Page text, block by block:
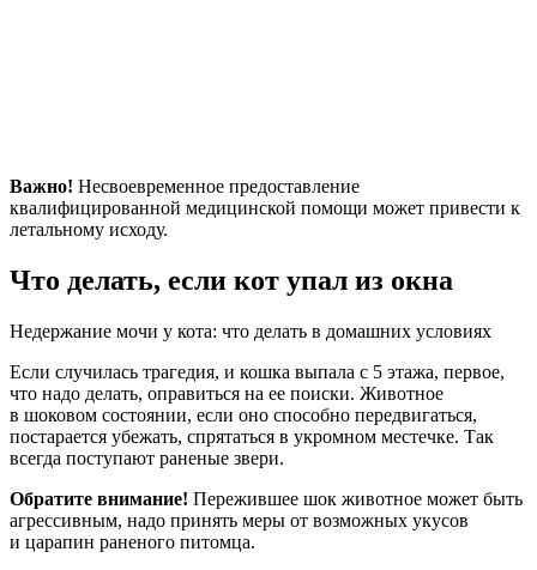
Важно! Несвоевременное предоставление
квалифицированной медицинской помощи может привести к
летальному исходу.
Что делать, если кот упал из окна
Недержание мочи у кота: что делать в домашних условиях
Если случилась трагедия, и кошка выпала с 5 этажа, первое,
что надо делать, оправиться на ее поиски. Животное
в шоковом состоянии, если оно способно передвигаться,
постарается убежать, спрятаться в укромном местечке. Так
всегда поступают раненые звери.
Обратите внимание! Пережившее шок животное может быть
агрессивным, надо принять меры от возможных укусов
и царапин раненого питомца.